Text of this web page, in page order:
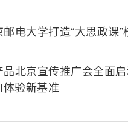
电大学打造“大思政课
北京宣传推广会全面
验新基准